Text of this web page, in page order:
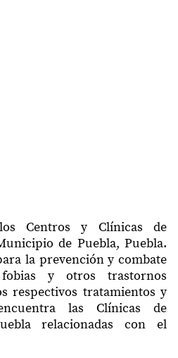
Centros y Clínicas de
de Puebla, Puebla.
la prevención y combate
y otros trastornos
respectivos tratamientos y
las Clínicas de
relacionadas con el